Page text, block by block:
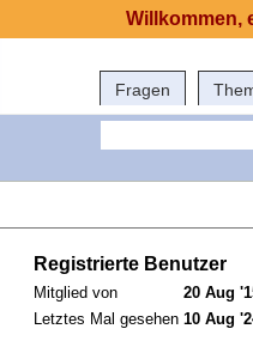
Fragen
Registrierte Benutzer
Mitglied von
20 Aug
Letztes Mal gesehen 10 Aug
Willkommen,